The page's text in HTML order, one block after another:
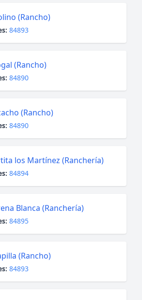
(Rancho)
84893
(Rancho)
84890
(Rancho)
84890
los Martínez (Ranchería)
84894
Blanca (Ranchería)
84895
(Rancho)
84893